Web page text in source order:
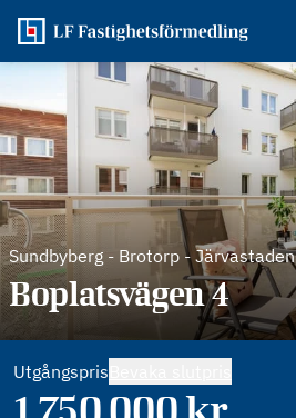
Sundbyberg - Brotorp - Järvastaden
Boplatsvägen 4
Utgångspris